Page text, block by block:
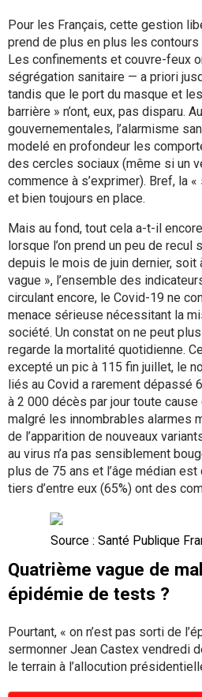
Pour les Français, cette gestion
prend de plus en plus les contours
Les confinements et couvre-feux
ségrégation sanitaire — a priori
tandis que le port du masque et
barrière » n’ont, eux, pas disparu.
gouvernementales, l’alarmisme
modelé en profondeur les
des cercles sociaux (même si un
commence à s’exprimer). Bref, la
et bien toujours en place.
Mais au fond, tout cela a-t-il
lorsque l’on prend un peu de recul
depuis le mois de juin dernier, soit
vague », l’ensemble des
circulant encore, le Covid-19 ne
menace sérieuse nécessitant la
société. Un constat on ne peut
regarde la mortalité quotidienne.
excepté un pic à 115 fin juillet, le
liés au Covid a rarement dépassé
à 2 000 décès par jour toute
malgré les innombrables alarmes
de l’apparition de nouveaux
au virus n’a pas sensiblement
plus de 75 ans et l’âge médian
tiers d’entre eux (65%) ont des
Source : Santé Publique
Quatrième vague de
épidémie de tests ?
Pourtant, « on n’est pas sorti de
sermonner Jean Castex vendredi
le terrain à l’allocution